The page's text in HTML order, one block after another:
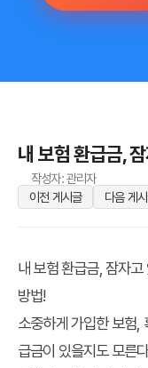
내 보험 환급금,
작성자: 관리자
이전 게시글
다음 게
내 보험 환급금, 잠자
방법!
소중하게 가입한 보험,
급금이 있을지도 모른